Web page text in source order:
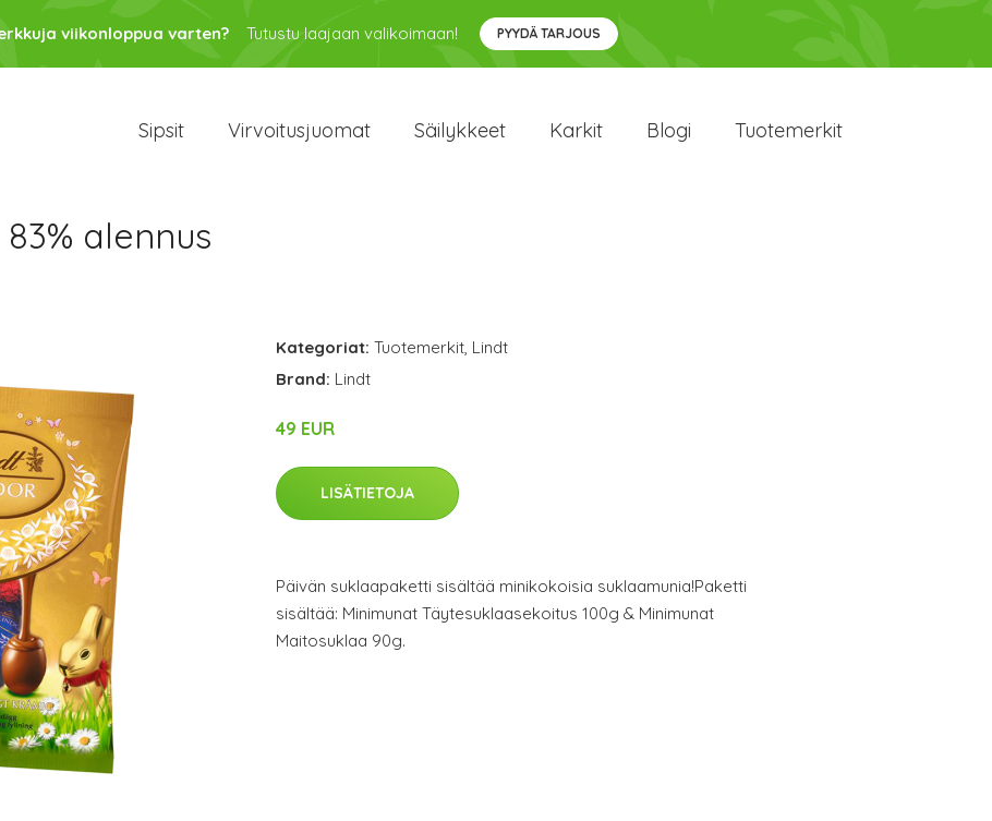
viikonloppua varten? Tutustu laajaan valikoimaan! PYYDÄ TARJOUS
Sipsit Virvoitusjuomat Säilykkeet Karkit Blogi Tuotemerkit
alennus
Kategoriat: Tuotemerkit, Lindt
Brand: Lindt
49 EUR
LISÄTIETOJA
Päivän suklaapaketti sisältää minikokoisia suklaamunia!Paketti
sisältää: Minimunat Täytesuklaasekoitus 100g & Minimunat
Maitosuklaa 90g.